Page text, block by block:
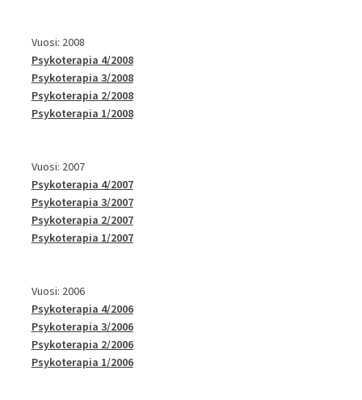
Vuosi: 2008
Psykoterapia 4/2008
Psykoterapia 3/2008
Psykoterapia 2/2008
Psykoterapia 1/2008
Vuosi: 2007
Psykoterapia 4/2007
Psykoterapia 3/2007
Psykoterapia 2/2007
Psykoterapia 1/2007
Vuosi: 2006
Psykoterapia 4/2006
Psykoterapia 3/2006
Psykoterapia 2/2006
Psykoterapia 1/2006